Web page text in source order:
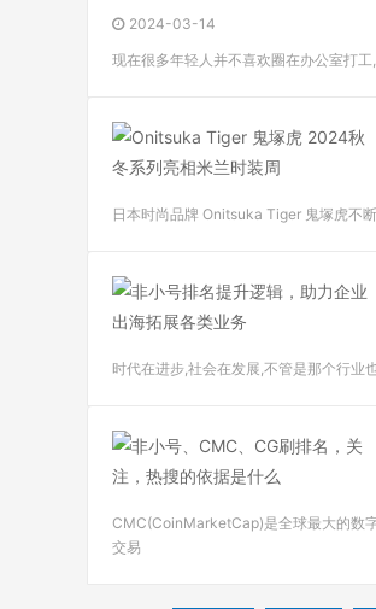
2024-03-14
现在很多年轻人并不喜欢圈在办公室打
日本时尚品牌 Onitsuka Tiger 鬼塚虎不
时代在进步,社会在发展,不管是那个行业
CMC(CoinMarketCap)是全球最大的数
交易